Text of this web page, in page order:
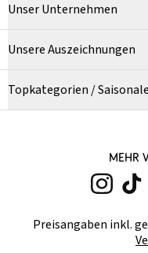
Unser Unternehmen
Unsere Auszeichnungen
Topkategorien /
MEHR
Preisangaben inkl.